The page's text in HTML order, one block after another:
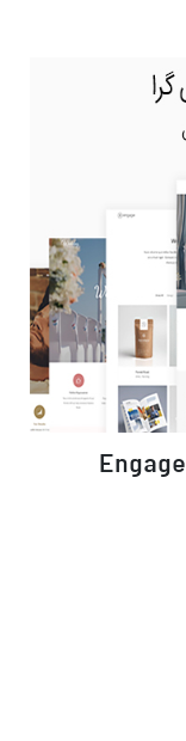
قابلیت های پوسته چندمنظوره Engage